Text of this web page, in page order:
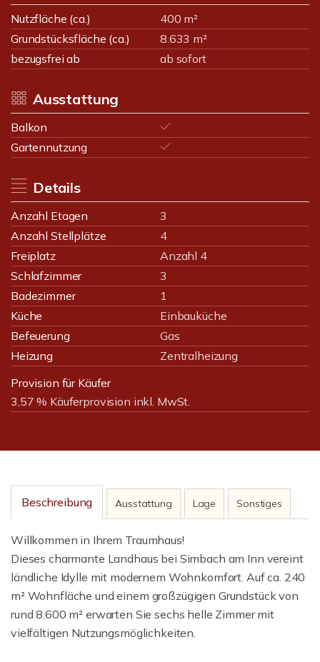
Nutzfläche (ca.)
400 m²
Grundstücksfläche (ca.)
8.633 m²
bezugsfrei ab
ab sofort
Ausstattung
Balkon
Gartennutzung
Details
Anzahl Etagen
3
Anzahl Stellplätze
4
Freiplatz
Anzahl 4
Schlafzimmer
3
Badezimmer
1
Küche
Einbauküche
Befeuerung
Gas
Heizung
Zentralheizung
Provision für Käufer
3,57 % Käuferprovision inkl. MwSt.
Beschreibung Ausstattung Lage Sonstiges
Willkommen in Ihrem Traumhaus!
Dieses charmante Landhaus bei Simbach am Inn vereint
ländliche Idylle mit modernem Wohnkomfort. Auf ca. 240
m² Wohnfläche und einem großzügigen Grundstück von
rund 8.600 m² erwarten Sie sechs helle Zimmer mit
vielfältigen Nutzungsmöglichkeiten.